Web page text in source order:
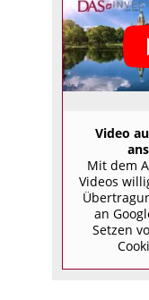
Video
Mit dem
Videos
an
Setzen